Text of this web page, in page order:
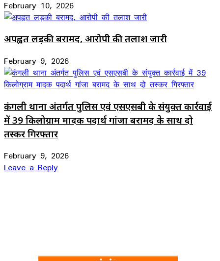
February 10, 2026
अपह्वत लड़की बरामद, आरोपी की तलाश जारी
February 9, 2026
कंगली थाना अंतर्गत पुलिस एवं एसएसबी के संयुक्त कार्रवाई
में 39 किलोग्राम मादक पदार्थ गांजा बरामद के साथ दो
तस्कर गिरफ्तार
February 9, 2026
Leave a Reply